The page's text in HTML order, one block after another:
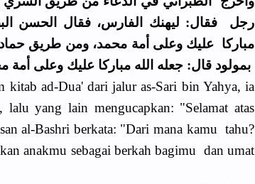
ﺭﺟﻞ ﻓﻘﺎﻝ: ﻟﻴﻬﻨﻚ اﻟﻔﺎﺭﺱ، ﻓﻘﺎﻝ اﻟﺤﺴﻦ
ﻣﺒﺎﺭﻛﺎ ﻋﻠﻴﻚ ﻭﻋﻠﻰ ﺃﻣﺔ ﻣﺤﻤﺪ، ﻭﻣﻦ ﻃﺮﻳﻖ
ﺑﻤﻮﻟﻮﺩ ﻗﺎﻝ: ﺟﻌﻠﻪ اﻟﻠﻪ ﻣﺒﺎﺭﻛﺎ ﻋﻠﻴﻚ ﻭﻋﻠﻰ ﺃﻣﺔ
kitab ad-Dua' dari jalur as-Sari bin Yahya, ia
yang lain mengucapkan: "Selamat atas
al-Bashri berkata: "Dari mana kamu tahu?
anakmu sebagai berkah bagimu dan umat